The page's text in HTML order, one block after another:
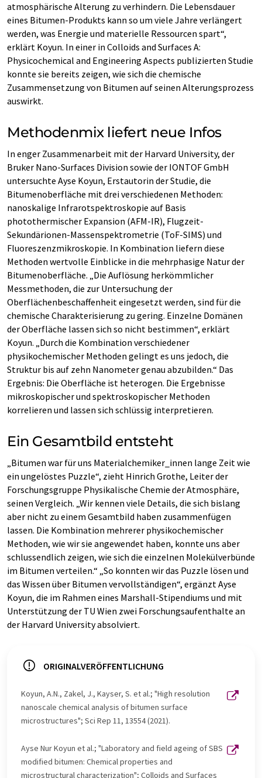
atmosphärische Alterung zu verhindern. Die Lebensdauer
eines Bitumen-Produkts kann so um viele Jahre verlängert
werden, was Energie und materielle Ressourcen spart“,
erklärt Koyun. In einer in Colloids and Surfaces A:
Physicochemical and Engineering Aspects publizierten Studie
konnte sie bereits zeigen, wie sich die chemische
Zusammensetzung von Bitumen auf seinen Alterungsprozess
auswirkt.
Methodenmix liefert neue Infos
In enger Zusammenarbeit mit der Harvard University, der
Bruker Nano-Surfaces Division sowie der IONTOF GmbH
untersuchte Ayse Koyun, Erstautorin der Studie, die
Bitumenoberfläche mit drei verschiedenen Methoden:
nanoskalige Infrarotspektroskopie auf Basis
photothermischer Expansion (AFM-IR), Flugzeit-
Sekundärionen-Massenspektrometrie (ToF-SIMS) und
Fluoreszenzmikroskopie. In Kombination liefern diese
Methoden wertvolle Einblicke in die mehrphasige Natur der
Bitumenoberfläche. „Die Auflösung herkömmlicher
Messmethoden, die zur Untersuchung der
Oberflächenbeschaffenheit eingesetzt werden, sind für die
chemische Charakterisierung zu gering. Einzelne Domänen
der Oberfläche lassen sich so nicht bestimmen“, erklärt
Koyun. „Durch die Kombination verschiedener
physikochemischer Methoden gelingt es uns jedoch, die
Struktur bis auf zehn Nanometer genau abzubilden.“ Das
Ergebnis: Die Oberfläche ist heterogen. Die Ergebnisse
mikroskopischer und spektroskopischer Methoden
korrelieren und lassen sich schlüssig interpretieren.
Ein Gesamtbild entsteht
„Bitumen war für uns Materialchemiker_innen lange Zeit wie
ein ungelöstes Puzzle“, zieht Hinrich Grothe, Leiter der
Forschungsgruppe Physikalische Chemie der Atmosphäre,
seinen Vergleich. „Wir kennen viele Details, die sich bislang
aber nicht zu einem Gesamtbild haben zusammenfügen
lassen. Die Kombination mehrerer physikochemischer
Methoden, wie wir sie angewendet haben, konnte uns aber
schlussendlich zeigen, wie sich die einzelnen Molekülverbünde
im Bitumen verteilen.“ „So konnten wir das Puzzle lösen und
das Wissen über Bitumen vervollständigen“, ergänzt Ayse
Koyun, die im Rahmen eines Marshall-Stipendiums und mit
Unterstützung der TU Wien zwei Forschungsaufenthalte an
der Harvard University absolviert.
ORIGINALVERÖFFENTLICHUNG
Koyun, A.N., Zakel, J., Kayser, S. et al.; "High resolution
nanoscale chemical analysis of bitumen surface
microstructures"; Sci Rep 11, 13554 (2021).
Ayse Nur Koyun et al.; "Laboratory and field ageing of SBS
modified bitumen: Chemical properties and
microstructural characterization"; Colloids and Surfaces